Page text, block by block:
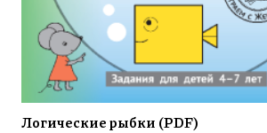
Логические рыбки (PDF)